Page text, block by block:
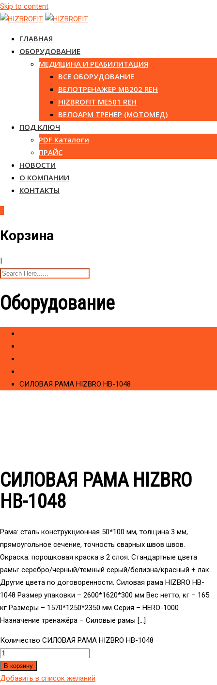
Skip to content
ГЛАВНАЯ
ОБОРУДОВАНИЕ
МЕДИЦИНА И РЕАБИЛИТАЦИЯ
ВСЕ ОБОРУДОВАНИЕ
ВЕЛОТРЕНАЖЕР MB202 REH
HIZBROFIT ME501 REH
ВЕЛОАРМ ТРЕНЕР (МОТОМЕД)
ПОД КЛЮЧ
PDF Каталоги
ПРАЙС
НОВОСТИ
О КОМПАНИИ
КОНТАКТЫ
Корзина
Оборудование
СИЛОВАЯ РАМА HIZBRO HB-1048
СИЛОВАЯ РАМА HIZBRO
HB-1048
Рама: сталь конструкционная 50*100 мм, толщина 3 мм,
прямоугольное сечение, точность сварных швов швов.
Окраска: порошковая краска в 2 слоя. Стандартные цвета
рамы: серебро/черный/темный серый/белизна/красный + лак.
Другие цвета по договоренности. Силовая рама HIZBRO HB-
1048 Размер упаковки – 2600*1620*300 мм Вес нетто, кг – 165
кг Размеры – 1570*1250*2350 мм Серия – HERO-1000
Назначение тренажёра – Силовые рамы […]
Количество СИЛОВАЯ РАМА HIZBRO HB-1048
В корзину
Добавить в список желаний